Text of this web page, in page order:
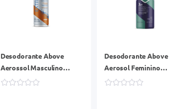
Desodorante Above
Aerossol Masculino
Extreme Sport 200ml
Desodorante Above
Aerosol Feminino
Antibacteriano Dermaclin